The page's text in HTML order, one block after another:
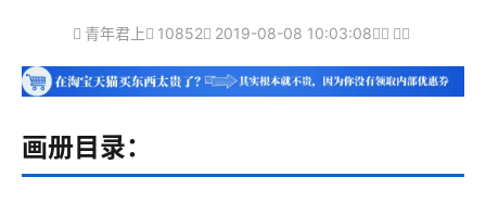
青年君上 10852 2019-08-08 10:03:08
画册目录：